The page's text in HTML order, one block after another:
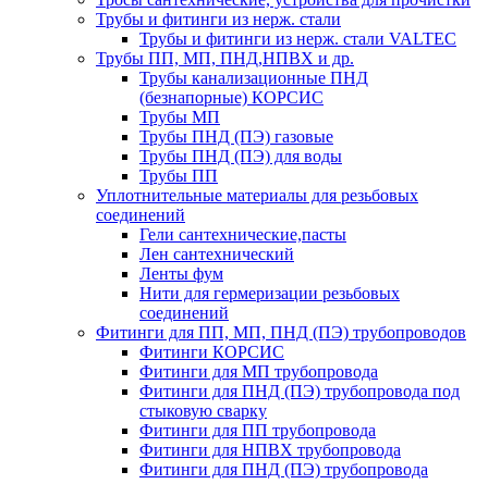
Трубы и фитинги из нерж. стали
Трубы и фитинги из нерж. стали VALTEC
Трубы ПП, МП, ПНД,НПВХ и др.
Трубы канализационные ПНД
(безнапорные) КОРСИС
Трубы МП
Трубы ПНД (ПЭ) газовые
Трубы ПНД (ПЭ) для воды
Трубы ПП
Уплотнительные материалы для резьбовых
соединений
Гели сантехнические,пасты
Лен сантехнический
Ленты фум
Нити для гермеризации резьбовых
соединений
Фитинги для ПП, МП, ПНД (ПЭ) трубопроводов
Фитинги КОРСИС
Фитинги для МП трубопровода
Фитинги для ПНД (ПЭ) трубопровода под
стыковую сварку
Фитинги для ПП трубопровода
Фитинги для НПВХ трубопровода
Фитинги для ПНД (ПЭ) трубопровода